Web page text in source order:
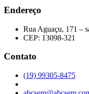
Endereço
Rua Aguaçu, 171 –
CEP: 13098-321
Contato
(19) 99305-8475